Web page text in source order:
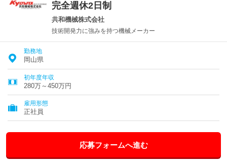
完全週休2日制
共和機械株式会社
技術開発力に強みを持つ機械メーカー
勤務地
岡山県
初年度年収
280万～450万円
雇用形態
正社員
応募フォームへ進む